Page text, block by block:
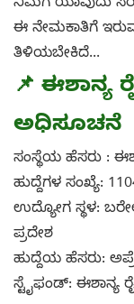
ನಿಮಗೆ ಯಾವುದು
ಈ ನೇಮಕಾತಿಗೆ
ತಿಳಿಯಬೇಕಿದೆ...
📌 ಈಶಾನ್ಯ
ಅಧಿಸೂಚನೆ
ಸಂಸ್ಥೆಯ ಹೆಸರು :
ಹುದ್ದೆಗಳ ಸಂಖ್ಯೆ:
ಉದ್ಯೋಗ ಸ್ಥಳ:
ಪ್ರದೇಶ
ಹುದ್ದೆಯ ಹೆಸರು:
ಸ್ಟೈಫಂಡ್: ಈಶಾನ್ಯ